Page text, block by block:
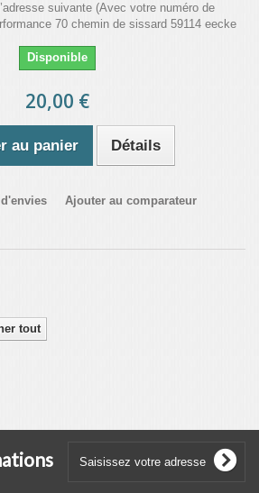
suivante (Avec votre numéro de
70 chemin de sissard 59114 eecke
Disponible
20,00 €
au panier Détails
Ajouter au comparateur
tout